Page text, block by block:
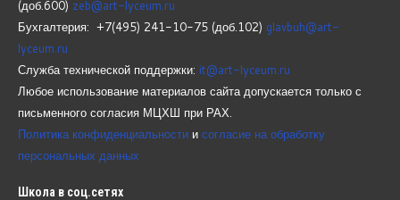
(доб.600) zeb@art-lyceum.ru
Бухгалтерия: +7(495) 241-10-75 (доб.102) glavbuh@art-
lyceum.ru
Служба технической поддержки: it@art-lyceum.ru
Любое использование материалов сайта допускается только с
письменного согласия МЦХШ при РАХ.
Политика конфиденциальности и согласие на обработку
персональных данных
Школа в соц.сетях